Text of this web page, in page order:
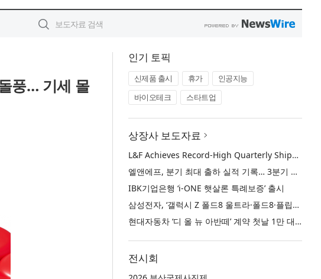
풍… 기세 몰
인기 토픽
신제품 출시 휴가
인공지능
바이오테크
스타트업
상장사 보도자료
L&F Achieves Record-High Quarterly Shipments, Begins LFP Supply for North American ESS in Q3 Advancing its Two-Track NCM and LFP Growth Strategy
엘앤에프, 분기 최대 출하 실적 기록… 3분기 북미 ESS향 LFP 공급 착수 NCM+LFP ‘2-Track’ 성장 전략 실현
IBK기업은행 ‘i-ONE 햇살론 특례보증’ 출시
삼성전자, ‘갤럭시 Z 폴드8 울트라·폴드8·플립8’과 ‘갤럭시 워치 울트라2·워치9’ 국내 공식 출시
현대자동차 ‘디 올 뉴 아반떼’ 계약 첫날 1만 대 돌파
전시회